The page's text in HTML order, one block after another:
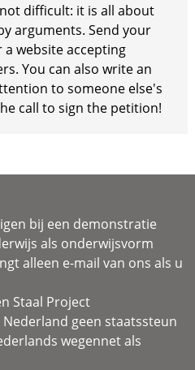
difficult: it is all about
arguments. Send your
website accepting
You can also write an
to someone else's
call to sign the petition!
bij een demonstratie
als onderwijsvorm
alleen e-mail van ons als u
Staal Project
Nederland geen staatssteun
wegennet als